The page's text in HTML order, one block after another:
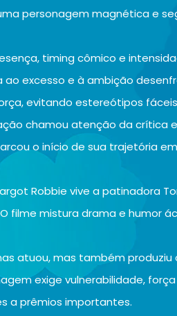
personagem magnética e
timing cômico e
excesso e à ambição
evitando estereótipos
chamou atenção da crítica
o início de sua trajetória
Robbie vive a patinadora
filme mistura drama e humor
atuou, mas também
exige vulnerabilidade,
a prêmios importantes.